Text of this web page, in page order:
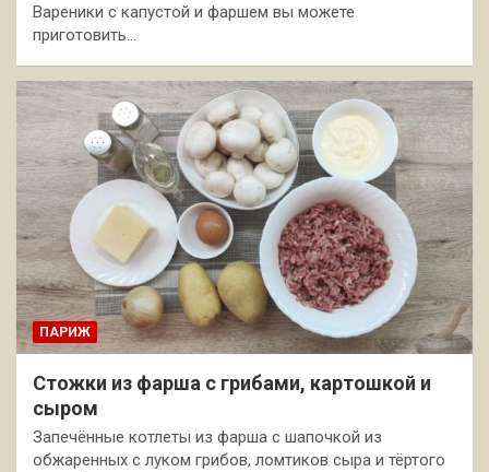
Вареники с капустой и фаршем вы можете
приготовить…
ПАРИЖ
Стожки из фарша с грибами, картошкой и
сыром
Запечённые котлеты из фарша с шапочкой из
обжаренных с луком грибов, ломтиков сыра и тёртого